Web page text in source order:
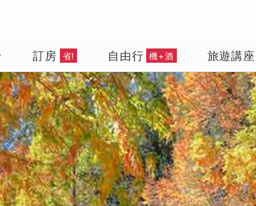
訂房 省! 自由行 機+酒 旅遊講座